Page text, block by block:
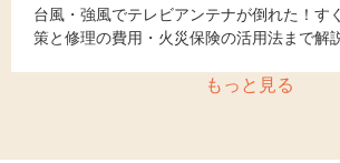
台風・強風でテレビアンテナが倒れた！す
策と修理の費用・火災保険の活用法まで解
もっと見る